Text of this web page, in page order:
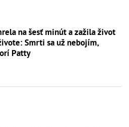
na šesť minút a zažila život
Smrti sa už nebojím,
Patty